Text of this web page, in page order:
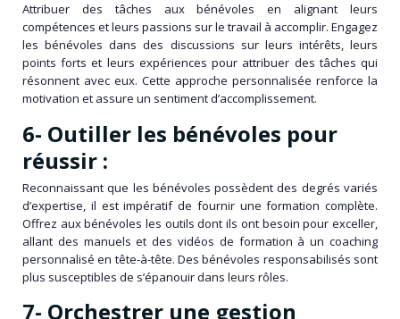
Attribuer des tâches aux bénévoles en alignant leurs
compétences et leurs passions sur le travail à accomplir. Engagez
les bénévoles dans des discussions sur leurs intérêts, leurs
points forts et leurs expériences pour attribuer des tâches qui
résonnent avec eux. Cette approche personnalisée renforce la
motivation et assure un sentiment d’accomplissement.
6- Outiller les bénévoles pour
réussir :
Reconnaissant que les bénévoles possèdent des degrés variés
d’expertise, il est impératif de fournir une formation complète.
Offrez aux bénévoles les outils dont ils ont besoin pour exceller,
allant des manuels et des vidéos de formation à un coaching
personnalisé en tête-à-tête. Des bénévoles responsabilisés sont
plus susceptibles de s’épanouir dans leurs rôles.
7- Orchestrer une gestion